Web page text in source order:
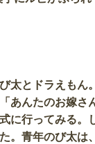
太とドラえもん
あんたのお嫁さ
に行ってみる。
。青年のび太は